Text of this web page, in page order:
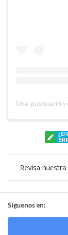
Revisa
Síguenos en: